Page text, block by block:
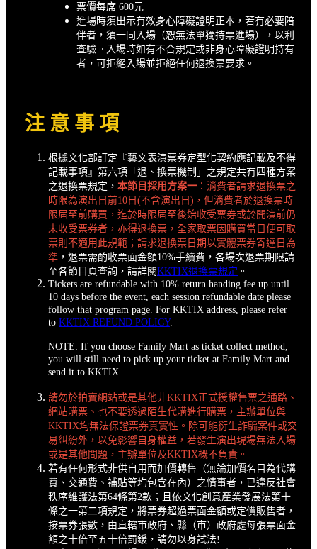
票價每席 600元
進場時須出示有效身心障礙證明正本，若有必要陪
伴者，須一同入場（恕無法單獨持票進場），以利
查驗。入場時如有不合規定或非身心障礙證明持有
者，可拒絕入場並拒絕任何退換票要求。
注 意 事 項
根據文化部訂定『藝文表演票券定型化契約應記載及不得
記載事項』第六項「退、換票機制」之規定共有四種方案
之退換票規定， 本節目採用方案一 ：消費者請求退換票之
時限為演出日前10日(不含演出日)，但消費者於退換票時
限屆至前購買，迄於時限屆至後始收受票券或於開演前仍
未收受票券者，亦得退換票，全家取票因購買當日便可取
票則不適用此規範；請求退換票日期以實體票券寄達日為
準 ，退票需酌收票面金額10%手續費，各場次退票期限請
至各節目頁查詢，請詳閱KKTIX退換票規定 。
Tickets are refundable with 10% return handing fee up until
10 days before the event, each session refundable date please
follow that program page. For KKTIX address, please refer
to KKTIX REFUND POLICY.
NOTE: If you choose Family Mart as ticket collect method,
you will still need to pick up your ticket at Family Mart and
send it to KKTIX.
請勿於拍賣網站或是其他非KKTIX正式授權售票之通路、
網站購票、也不要透過陌生代購進行購票，主辦單位與
KKTIX均無法保證票券真實性。除可能衍生詐騙案件或交
易糾紛外，以免影響自身權益，若發生演出現場無法入場
或是其他問題，主辦單位及KKTIX概不負責。
若有任何形式非供自用而加價轉售（無論加價名目為代購
費、交通費、補貼等均包含在內）之情事者，已違反社會
秩序維護法第64條第2款；且依文化創意產業發展法第十
條之一第二項規定，將票券超過票面金額或定價販售者，
按票券張數，由直轄市政府、縣（市）政府處每張票面金
額之十倍至五十倍罰鍰，請勿以身試法!